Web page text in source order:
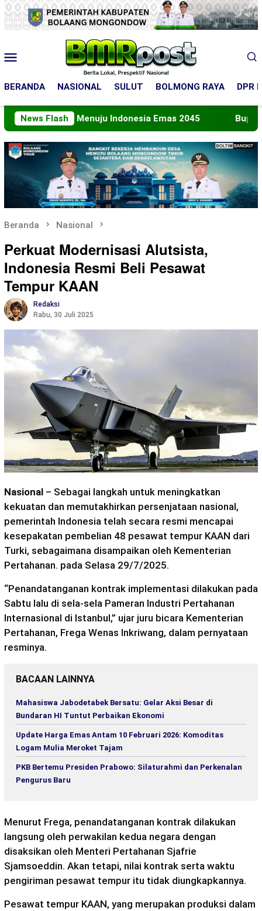
Loncat
ke
konten
Mobile
BERANDA NASIONAL SULUT BOLMONG RAYA DPR
News Flash
Menuju Indonesia Emas 2045 Bupati Boltara
Beranda Nasional
Perkuat Modernisasi Alutsista,
Indonesia Resmi Beli Pesawat
Tempur KAAN
Redaksi
Rabu, 30 Juli 2025
Nasional – Sebagai langkah untuk meningkatkan
kekuatan dan memutakhirkan persenjataan nasional,
pemerintah Indonesia telah secara resmi mencapai
kesepakatan pembelian 48 pesawat tempur KAAN dari
Turki, sebagaimana disampaikan oleh Kementerian
Pertahanan. pada Selasa 29/7/2025.
“Penandatanganan kontrak implementasi dilakukan pada
Sabtu lalu di sela-sela Pameran Industri Pertahanan
Internasional di Istanbul,” ujar juru bicara Kementerian
Pertahanan, Frega Wenas Inkriwang, dalam pernyataan
resminya.
BACAAN LAINNYA
Mahasiswa Jabodetabek Bersatu: Gelar Aksi Besar di
Bundaran HI Tuntut Perbaikan Ekonomi
Update Harga Emas Antam 10 Februari 2026: Komoditas
Logam Mulia Meroket Tajam
PKB Bertemu Presiden Prabowo: Silaturahmi dan Perkenalan
Pengurus Baru
Menurut Frega, penandatanganan kontrak dilakukan
langsung oleh perwakilan kedua negara dengan
disaksikan oleh Menteri Pertahanan Sjafrie
Sjamsoeddin. Akan tetapi, nilai kontrak serta waktu
pengiriman pesawat tempur itu tidak diungkapkannya.
Pesawat tempur KAAN, yang merupakan produksi dalam